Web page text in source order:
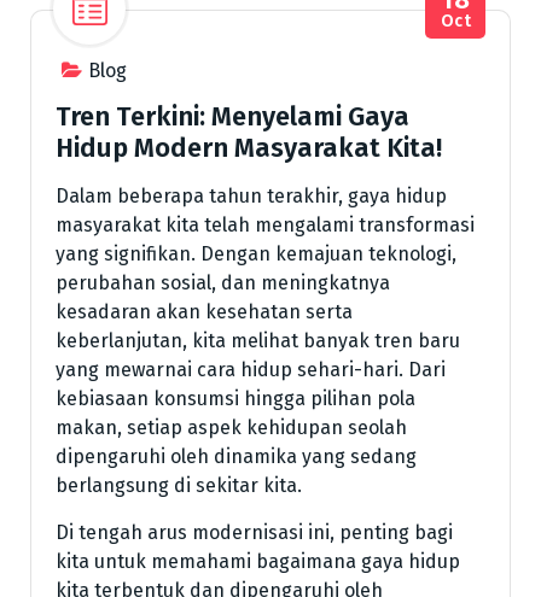
Blog
Oct
Tren Terkini: Menyelami Gaya
Hidup Modern Masyarakat Kita!
Dalam beberapa tahun terakhir, gaya hidup
masyarakat kita telah mengalami transformasi
yang signifikan. Dengan kemajuan teknologi,
perubahan sosial, dan meningkatnya
kesadaran akan kesehatan serta
keberlanjutan, kita melihat banyak tren baru
yang mewarnai cara hidup sehari-hari. Dari
kebiasaan konsumsi hingga pilihan pola
makan, setiap aspek kehidupan seolah
dipengaruhi oleh dinamika yang sedang
berlangsung di sekitar kita.
Di tengah arus modernisasi ini, penting bagi
kita untuk memahami bagaimana gaya hidup
kita terbentuk dan dipengaruhi oleh